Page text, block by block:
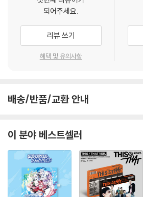
되어주세요.
리뷰 쓰기
혜택 및 유의사항
배송/반품/교환 안내
이 분야 베스트셀러